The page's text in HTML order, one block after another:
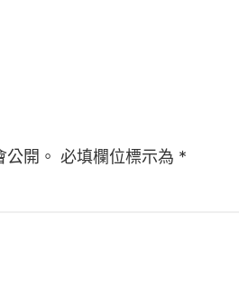
開。 必填欄位標示為 *